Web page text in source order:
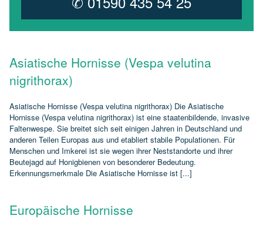
Asiatische Hornisse (Vespa velutina
nigrithorax)
Asiatische Hornisse (Vespa velutina nigrithorax) Die Asiatische
Hornisse (Vespa velutina nigrithorax) ist eine staatenbildende, invasive
Faltenwespe. Sie breitet sich seit einigen Jahren in Deutschland und
anderen Teilen Europas aus und etabliert stabile Populationen. Für
Menschen und Imkerei ist sie wegen ihrer Neststandorte und ihrer
Beutejagd auf Honigbienen von besonderer Bedeutung.
Erkennungsmerkmale Die Asiatische Hornisse ist [...]
Europäische Hornisse